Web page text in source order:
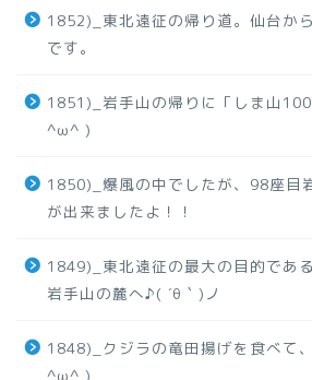
1852)_東北遠征の帰り道。仙台か
です。
1851)_岩手山の帰りに「しま山
^ω^ )
1850)_爆風の中でしたが、98座目
が出来ましたよ！！
1849)_東北遠征の最大の目的であ
岩手山の麓へ♪( ´θ｀)ノ
1848)_クジラの竜田揚げを食べて
^ω^ )